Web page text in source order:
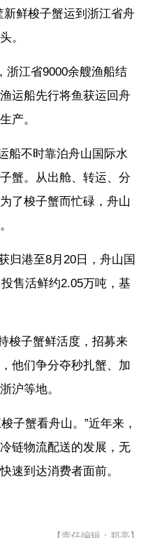
鲜梭子蟹运到浙江省舟
。
浙江省9000余艘渔船结
运船先行将鱼获运回舟
产。
船不时靠泊舟山国际水
蟹。从出舱、转运、分
了梭子蟹而忙碌，舟山
归港至8月20日，舟山国
售活鲜约2.05万吨，基
梭子蟹鲜活度，招募来
他们争分夺秒扎蟹、加
沪等地。
子蟹看舟山。”近年来，
链物流配送的发展，无
速到达消费者面前。
【责任编辑：郑亮】